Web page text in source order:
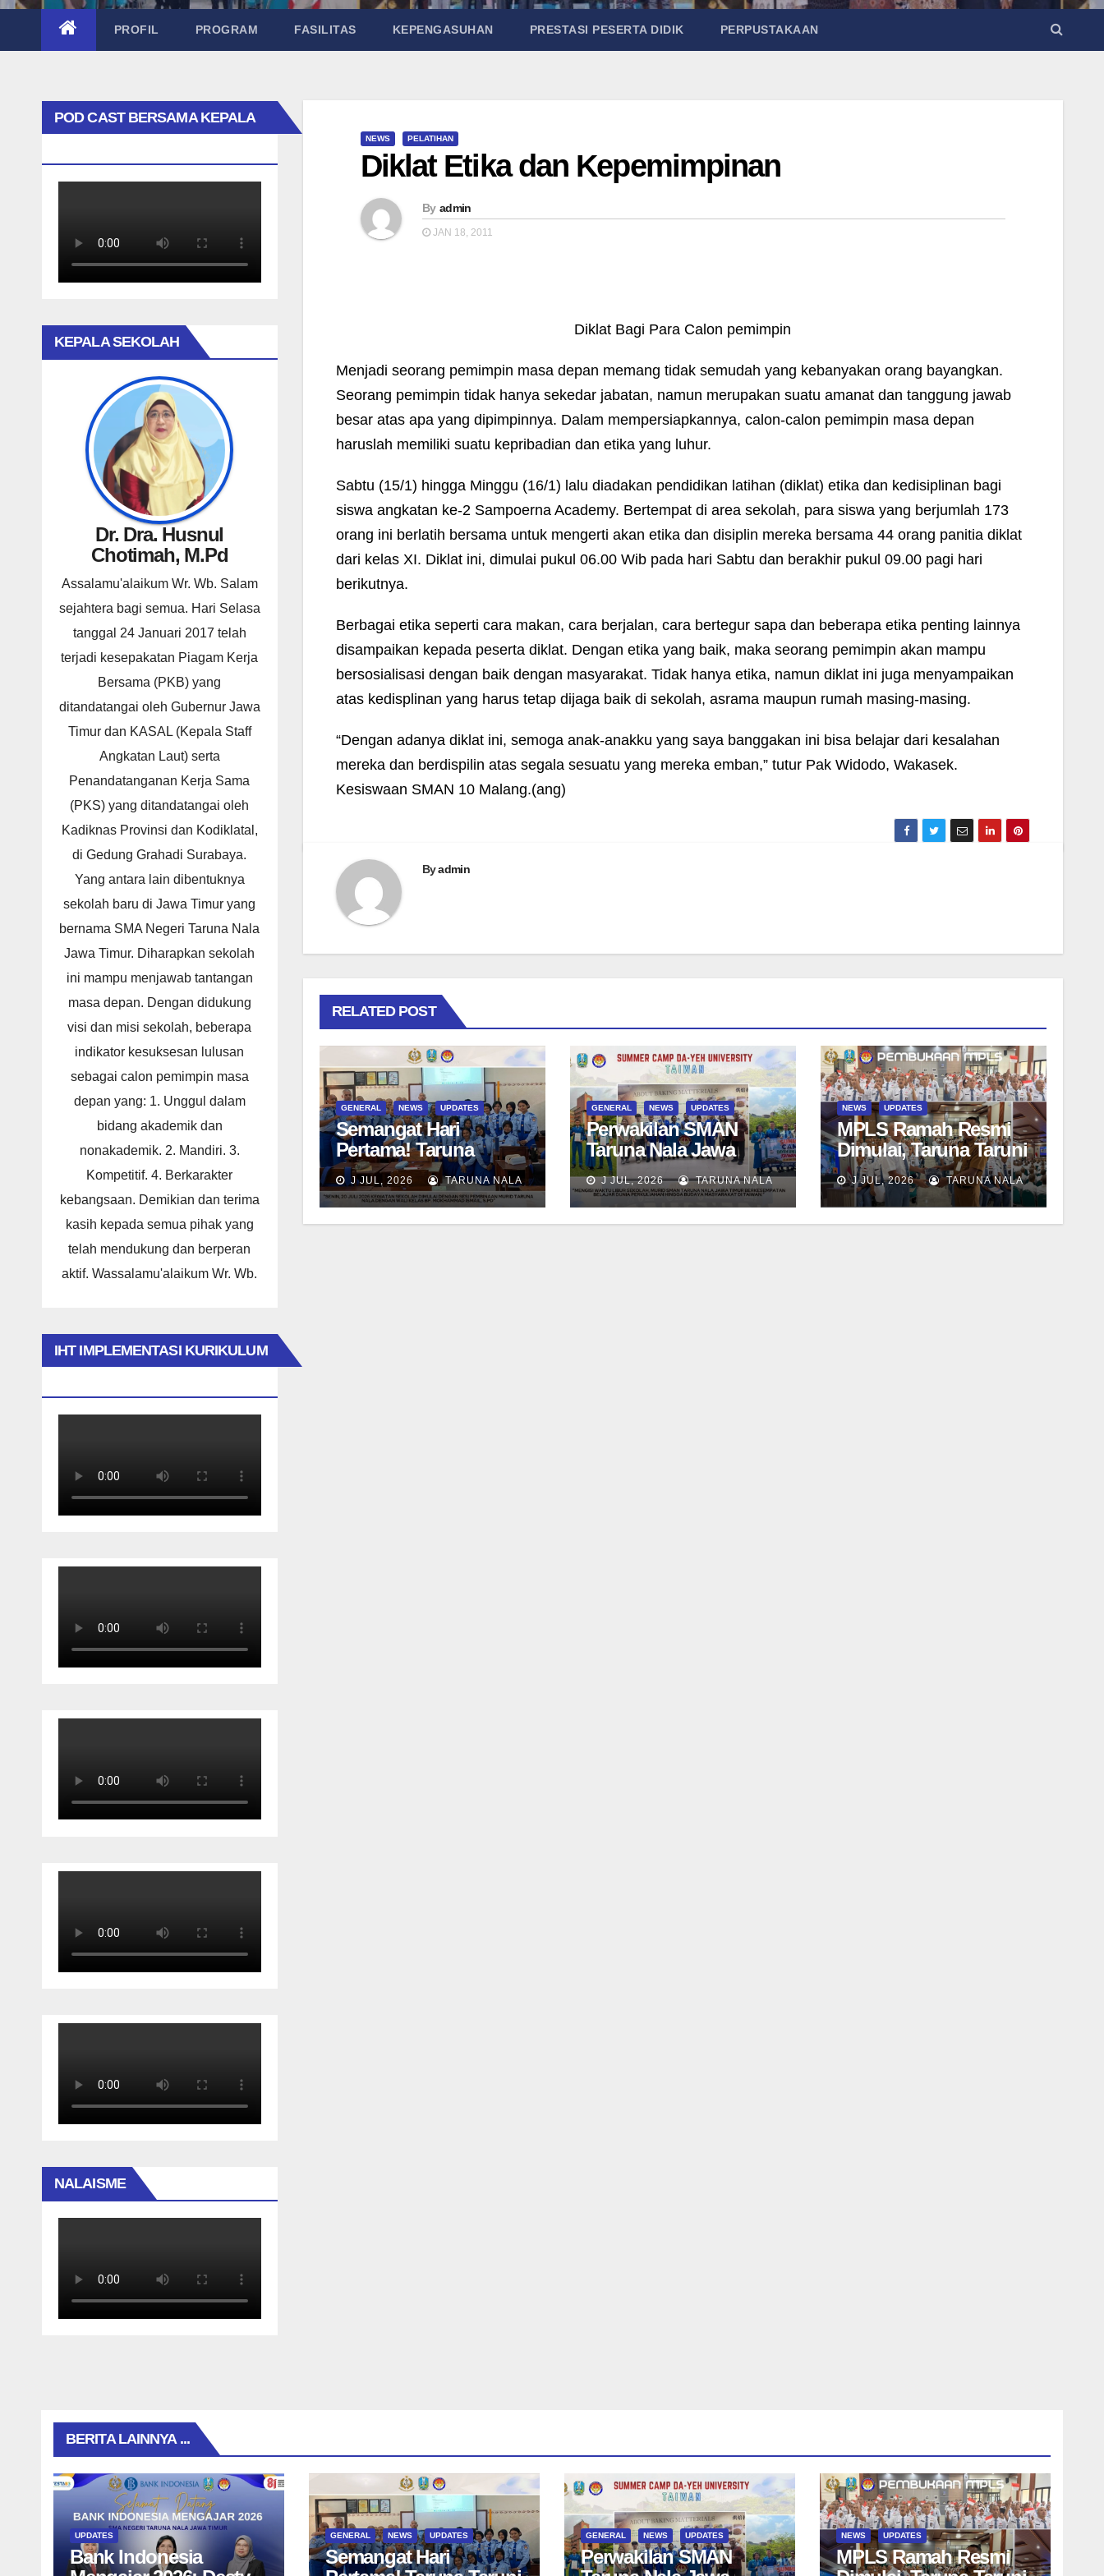
PROFIL PROGRAM FASILITAS KEPENGASUHAN PRESTASI PESERTA DIDIK PERPUSTAKAAN
POD CAST BERSAMA KEPALA
KEPALA SEKOLAH
Dr. Dra. Husnul
Chotimah, M.Pd
Assalamu'alaikum Wr. Wb. Salam
sejahtera bagi semua. Hari Selasa
tanggal 24 Januari 2017 telah
terjadi kesepakatan Piagam Kerja
Bersama (PKB) yang
ditandatangai oleh Gubernur Jawa
Timur dan KASAL (Kepala Staff
Angkatan Laut) serta
Penandatanganan Kerja Sama
(PKS) yang ditandatangai oleh
Kadiknas Provinsi dan Kodiklatal,
di Gedung Grahadi Surabaya.
Yang antara lain dibentuknya
sekolah baru di Jawa Timur yang
bernama SMA Negeri Taruna Nala
Jawa Timur. Diharapkan sekolah
ini mampu menjawab tantangan
masa depan. Dengan didukung
visi dan misi sekolah, beberapa
indikator kesuksesan lulusan
sebagai calon pemimpin masa
depan yang: 1. Unggul dalam
bidang akademik dan
nonakademik. 2. Mandiri. 3.
Kompetitif. 4. Berkarakter
kebangsaan. Demikian dan terima
kasih kepada semua pihak yang
telah mendukung dan berperan
aktif. Wassalamu'alaikum Wr. Wb.
IHT IMPLEMENTASI KURIKULUM
NALAISME
NEWS PELATIHAN
Diklat Etika dan Kepemimpinan
By admin
JAN 18, 2011
Diklat Bagi Para Calon pemimpin
Menjadi seorang pemimpin masa depan memang tidak semudah yang kebanyakan orang bayangkan.
Seorang pemimpin tidak hanya sekedar jabatan, namun merupakan suatu amanat dan tanggung jawab
besar atas apa yang dipimpinnya. Dalam mempersiapkannya, calon-calon pemimpin masa depan
haruslah memiliki suatu kepribadian dan etika yang luhur.
Sabtu (15/1) hingga Minggu (16/1) lalu diadakan pendidikan latihan (diklat) etika dan kedisiplinan bagi
siswa angkatan ke-2 Sampoerna Academy. Bertempat di area sekolah, para siswa yang berjumlah 173
orang ini berlatih bersama untuk mengerti akan etika dan disiplin mereka bersama 44 orang panitia diklat
dari kelas XI. Diklat ini, dimulai pukul 06.00 Wib pada hari Sabtu dan berakhir pukul 09.00 pagi hari
berikutnya.
Berbagai etika seperti cara makan, cara berjalan, cara bertegur sapa dan beberapa etika penting lainnya
disampaikan kepada peserta diklat. Dengan etika yang baik, maka seorang pemimpin akan mampu
bersosialisasi dengan baik dengan masyarakat. Tidak hanya etika, namun diklat ini juga menyampaikan
atas kedisplinan yang harus tetap dijaga baik di sekolah, asrama maupun rumah masing-masing.
“Dengan adanya diklat ini, semoga anak-anakku yang saya banggakan ini bisa belajar dari kesalahan
mereka dan berdispilin atas segala sesuatu yang mereka emban,” tutur Pak Widodo, Wakasek.
Kesiswaan SMAN 10 Malang.(ang)
Byadmin
RELATED POST
GENERAL NEWS UPDATES
Semangat Hari
Pertama! Taruna
Taruni SN 12 awali
aktivitas bersama Wali
Kelas dan Tes
Asesmen Diagnostik
J JUL, 2026 TARUNA NALA
GENERAL NEWS UPDATES
Perwakilan SMAN
Taruna Nala Jawa
Timur Ikuti Summer
Camp di Da-Yeh
University, Taiwan
J JUL, 2026 TARUNA NALA
NEWS UPDATES
MPLS Ramah Resmi
Dimulai, Taruna Taruni
SN-12 SMAN Taruna
Nala Jawa Timur Siap
Menjalani Tahun
Ajaran Baru
J JUL, 2026 TARUNA NALA
BERITA LAINNYA ...
UPDATES
Bank Indonesia
GENERAL NEWS UPDATES
Semangat Hari
GENERAL NEWS UPDATES
Perwakilan SMAN
NEWS UPDATES
MPLS Ramah Resmi